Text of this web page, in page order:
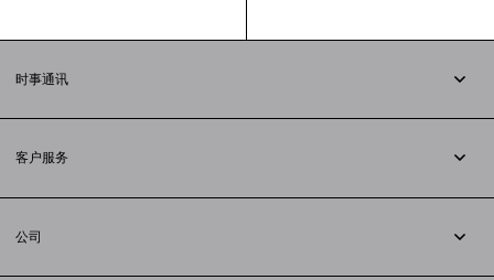
时事通讯
客户服务
配送方式
公司